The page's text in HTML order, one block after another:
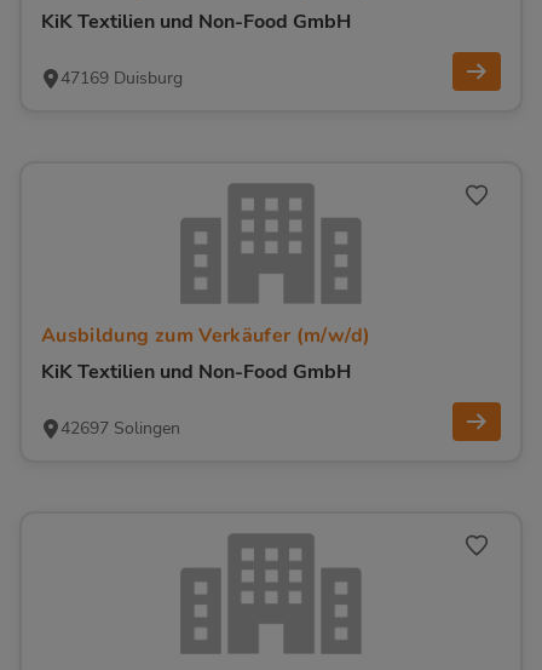
KiK Textilien und Non-Food GmbH
47169 Duisburg
Ausbildung zum Verkäufer (m/w/d)
KiK Textilien und Non-Food GmbH
42697 Solingen